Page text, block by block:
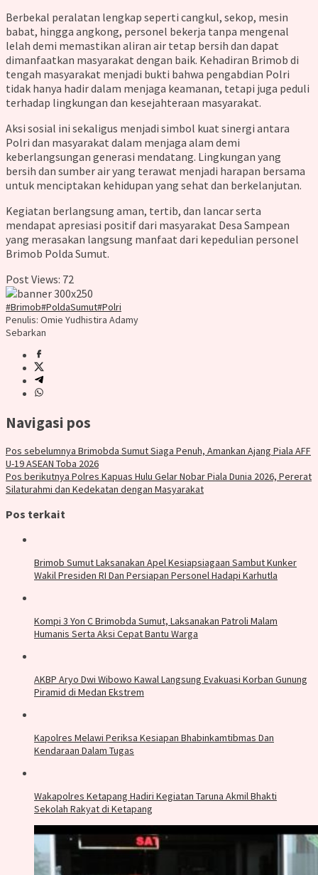
Berbekal peralatan lengkap seperti cangkul, sekop, mesin
babat, hingga angkong, personel bekerja tanpa mengenal
lelah demi memastikan aliran air tetap bersih dan dapat
dimanfaatkan masyarakat dengan baik. Kehadiran Brimob di
tengah masyarakat menjadi bukti bahwa pengabdian Polri
tidak hanya hadir dalam menjaga keamanan, tetapi juga peduli
terhadap lingkungan dan kesejahteraan masyarakat.
Aksi sosial ini sekaligus menjadi simbol kuat sinergi antara
Polri dan masyarakat dalam menjaga alam demi
keberlangsungan generasi mendatang. Lingkungan yang
bersih dan sumber air yang terawat menjadi harapan bersama
untuk menciptakan kehidupan yang sehat dan berkelanjutan.
Kegiatan berlangsung aman, tertib, dan lancar serta
mendapat apresiasi positif dari masyarakat Desa Sampean
yang merasakan langsung manfaat dari kepedulian personel
Brimob Polda Sumut.
Post Views: 72
#Brimob#PoldaSumut#Polri
Penulis: Omie Yudhistira Adamy
Sebarkan
Navigasi pos
Pos sebelumnya Brimobda Sumut Siaga Penuh, Amankan Ajang Piala AFF
U-19 ASEAN Toba 2026
Pos berikutnya Polres Kapuas Hulu Gelar Nobar Piala Dunia 2026, Pererat
Silaturahmi dan Kedekatan dengan Masyarakat
Pos terkait
Brimob Sumut Laksanakan Apel Kesiapsiagaan Sambut Kunker
Wakil Presiden RI Dan Persiapan Personel Hadapi Karhutla
Kompi 3 Yon C Brimobda Sumut, Laksanakan Patroli Malam
Humanis Serta Aksi Cepat Bantu Warga
AKBP Aryo Dwi Wibowo Kawal Langsung Evakuasi Korban Gunung
Piramid di Medan Ekstrem
Kapolres Melawi Periksa Kesiapan Bhabinkamtibmas Dan
Kendaraan Dalam Tugas
Wakapolres Ketapang Hadiri Kegiatan Taruna Akmil Bhakti
Sekolah Rakyat di Ketapang